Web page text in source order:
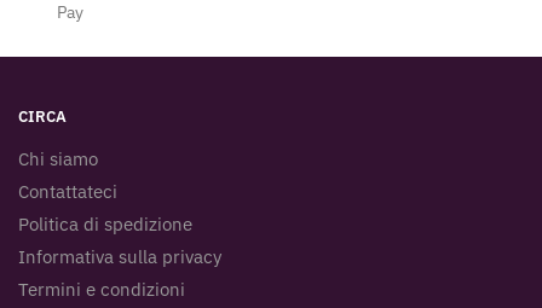
Pay
CIRCA
Chi siamo
Contattateci
Politica di spedizione
Informativa sulla privacy
Termini e condizioni